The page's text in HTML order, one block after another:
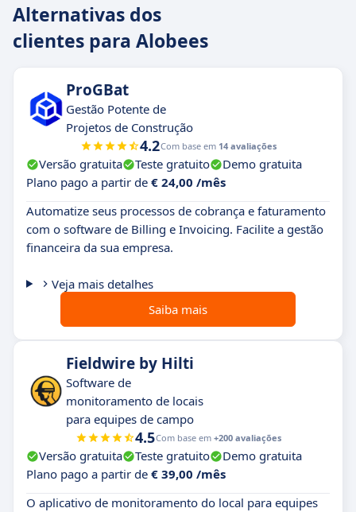
Alternativas dos
clientes para Alobees
ProGBat
Gestão Potente de
Projetos de Construção
4.2Com base em 14 avaliações
Versão gratuita Teste gratuito
Demo gratuita
Plano pago a partir de € 24,00 /mês
Automatize seus processos de cobrança e faturamento
com o software de Billing e Invoicing. Facilite a gestão
financeira da sua empresa.
Veja mais detalhes
Saiba mais
Fieldwire by Hilti
Software de
monitoramento de locais
para equipes de campo
4.5Com base em +200 avaliações
Versão gratuita Teste gratuito
Demo gratuita
Plano pago a partir de € 39,00 /mês
O aplicativo de monitoramento do local para equipes